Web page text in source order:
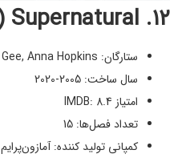
۱۲. Supernatural (سوپرنچرال)
ستارگان: Cas Anvar, Cara Gee, Anna Hopkins
سال ساخت: 2005-2020
امتیاز IMDB: 8.4
تعداد فصل‌ها: 15
کمپانی تولید کننده: آمازون‌پرایم